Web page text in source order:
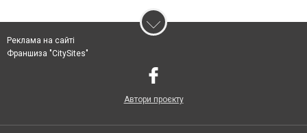
Реклама на сайті
Франшиза "CitySites"
Автори проєкту